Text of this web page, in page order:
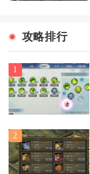
攻略排行
1
2